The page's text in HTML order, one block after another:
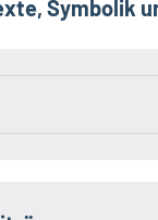
Symbolik